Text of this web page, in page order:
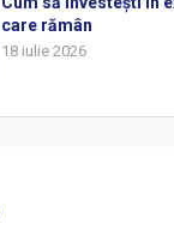
care rămân
18 iulie 2026